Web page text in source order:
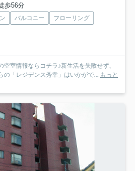
歩56分
バルコニー
フローリング
室情報ならコチラ♪新生活を失敗せず、
の「レジデンス秀幸」はいかがで... もっと